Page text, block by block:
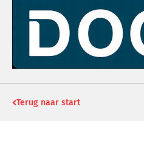
Terug naar start